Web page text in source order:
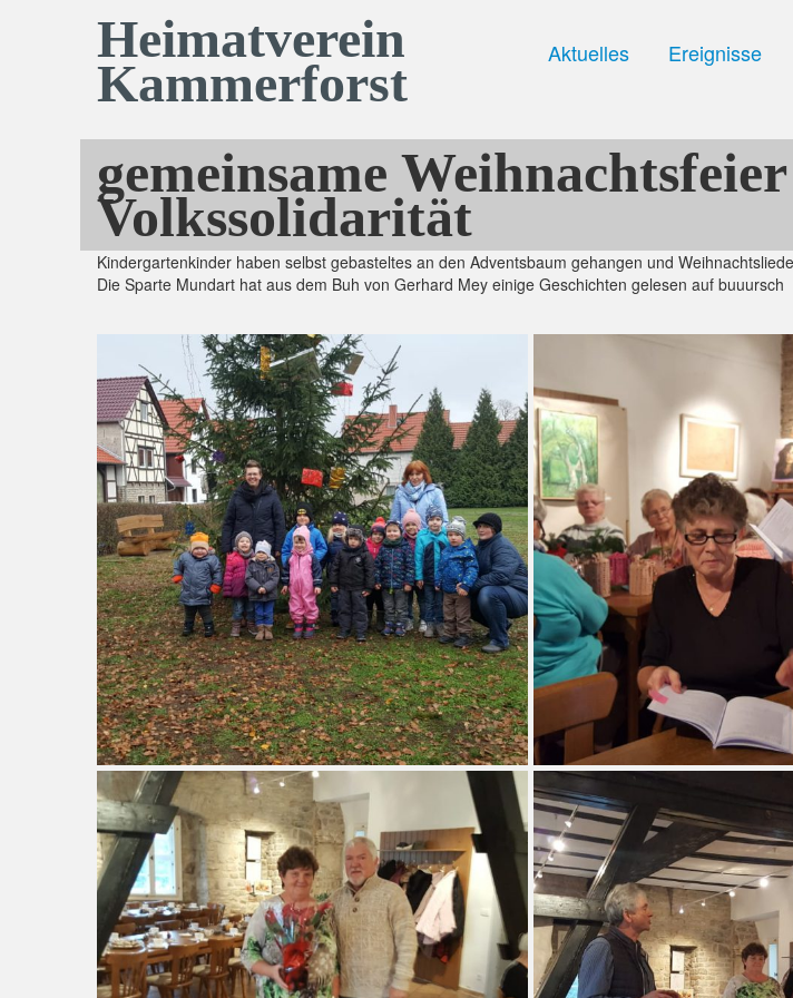
Heimatverein
Kammerforst
Aktuelles Ereignisse
gemeinsame
Volkssolidarität
Kindergartenkinder haben selbst gebasteltes an den Adventsbaum gehangen und
Die Sparte Mundart hat aus dem Buh von Gerhard Mey einige Geschichten gelesen auf buuursch